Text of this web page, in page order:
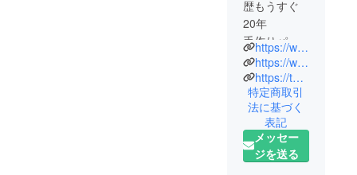
歴もうすぐ
20年
手作りパン
の楽しさ、
美味しさを
お届けした
いです☆
菓子製造許
可付きのレ
ンタルキッ
https://www.instagram.com/kayou_kobo
https://www.facebook.com/kayoko.yamashita.739
https://twitter.com/ka_ma
特定商取引
法に基づく
表記
メッセー
ジを送る